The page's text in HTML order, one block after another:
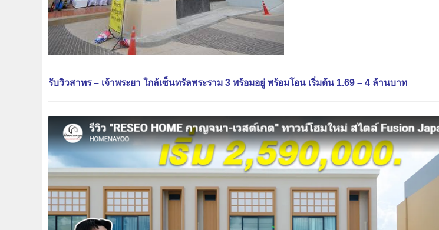
รับวิวสาทร – เจ้าพระยา ใกล้เซ็นทรัลพระราม 3 พร้อมอยู่ พร้อมโอน เริ่มต้น 1.69 – 4 ล้านบาท